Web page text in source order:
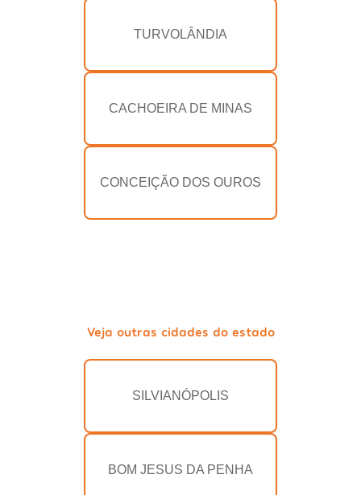
TURVOLÂNDIA
CACHOEIRA DE MINAS
CONCEIÇÃO DOS OUROS
Veja outras cidades do estado
SILVIANÓPOLIS
BOM JESUS DA PENHA